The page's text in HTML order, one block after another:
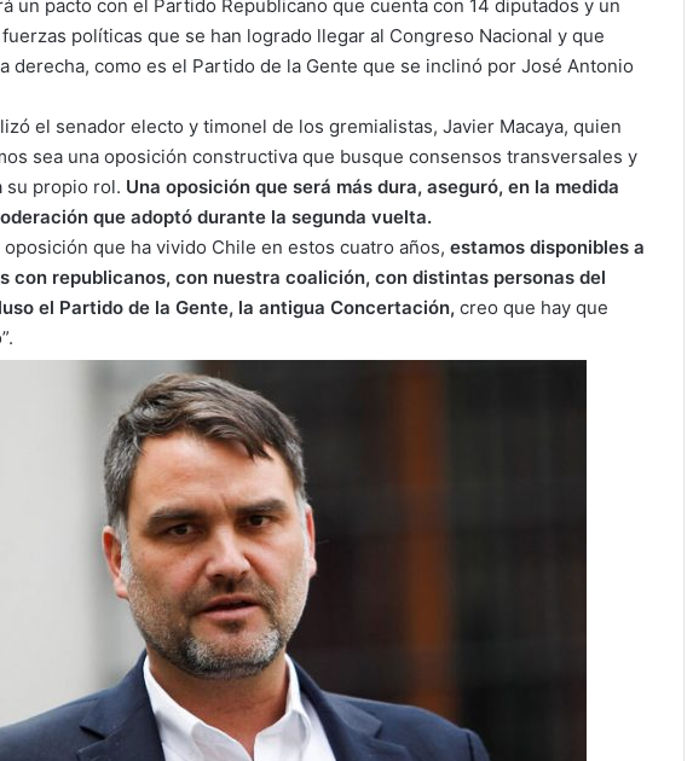
un pacto con el Partido Republicano que cuenta con 14 diputados y un
políticas que se han logrado llegar al Congreso Nacional y que
derecha, como es el Partido de la Gente que se inclinó por José Antonio
el senador electo y timonel de los gremialistas, Javier Macaya, quien
sea una oposición constructiva que busque consensos transversales y
su propio rol. Una oposición que será más dura, aseguró, en la medida
que adoptó durante la segunda vuelta.
que ha vivido Chile en estos cuatro años, estamos disponibles a
con republicanos, con nuestra coalición, con distintas personas del
el Partido de la Gente, la antigua Concertación, creo que hay que